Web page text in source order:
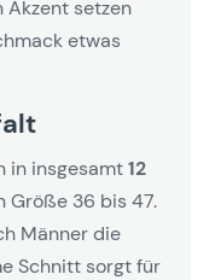
Akzent setzen
etwas
in insgesamt12
Größe 36 bis 47.
Männer die
Schnitt sorgt für